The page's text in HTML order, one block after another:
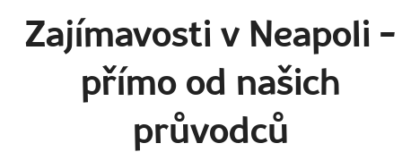
Zajímavosti v Neapoli -
přímo od našich
průvodců